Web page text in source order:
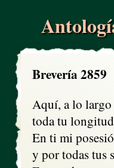
Brevería 2859
Aquí, a lo
toda tu
En ti mi
y por todas tus